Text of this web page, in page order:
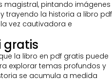
magistral, pintando imágenes
trayendo la historia a libro pdf
vez cautivadora e
gratis
la libro en pdf gratis puede
explorar temas profundos y
se acumula a medida